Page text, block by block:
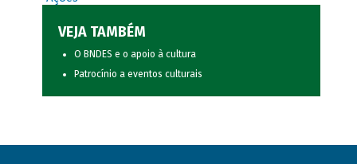
VEJA TAMBÉM
O BNDES e o apoio à cultura
Patrocínio a eventos culturais